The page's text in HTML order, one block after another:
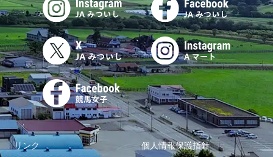
リンク 個人情報保護指針